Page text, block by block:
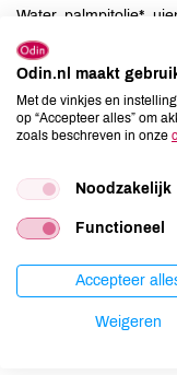
Water, palmpitolie*,
zonnebloemolie*,
tomatenpuree*,
Ei
Gluten
Lactose
Odin.nl maakt
Met de vinkjes en
op “Accepteer alles” om
zoals beschreven in onze
Noodzakelijk
Functioneel
Accepteer
Weigeren